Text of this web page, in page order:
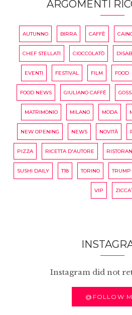
ARGOMENTI
AUTUNNO BIRRA CAFFÈ
CHEF STELLATI CIOCCOLATÒ
EVENTI FESTIVAL FILM FOOD
FOOD NEWS GIULIANO CAFFÈ
MATRIMONIO MILANO MODA
NEW OPENING NEWS NOVITÀ
PIZZA RICETTA D'AUTORE
SUSHI DAILY T18 TORINO TRUMP
VIP
Instagram did not
@FOLLOW